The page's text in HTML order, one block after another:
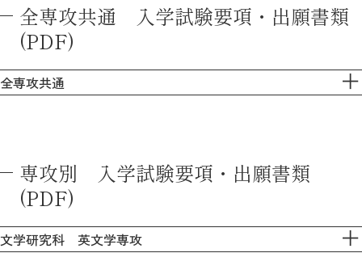
全専攻共通 入学試験要項・出願書類
(PDF)
全専攻共通
専攻別 入学試験要項・出願書類
(PDF)
文学研究科 英文学専攻